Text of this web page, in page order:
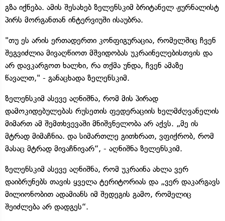
გზა იქნება. ამის შესახებ ზელენსკიმ ბრიტანელ ჟურნალისტ
პირს მორგანთან ინტერვიუში ისაუბრა.
"თუ ეს არის ერთადერთი კონფიგურაცია, რომელშიც ჩვენ
შეგვიძლია მივაღწიოთ მშვიდობას უკრაინელებისთვის და
არ დავკარგოთ ხალხი, რა თქმა უნდა, ჩვენ ამაზე
წავალთ," - განაცხადა ზელენსკიმ.
ზელენსკიმ ასევე აღნიშნა, რომ მის პირად
დამოკიდებულებას რუსეთის ფედერაციის ხელმძღვანელის
მიმართ ამ შემთხვევაში მნიშვნელობა არ აქვს. „მე ის
მტრად მიმაჩნია. და სიმართლე გითხრათ, ვფიქრობ, რომ
მასაც მტრად მივაჩნივარ“, - აღნიშნა ზელენსკიმ.
ზელენსკიმ ასევე აღნიშნა, რომ უკრაინა ახლა ვერ
დაიბრუნებს თავის ყველა ტერიტორიას და „ვერ დაკარგავს
მილიონობით ადამიანს იმ შედეგის გამო, რომელიც
შეიძლება არ დადგეს“.